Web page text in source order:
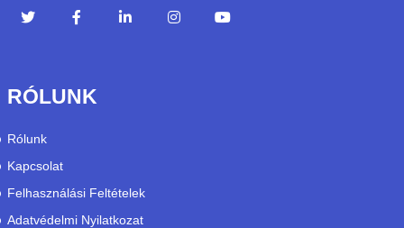
RÓLUNK
Rólunk
Kapcsolat
Felhasználási Feltételek
Adatvédelmi Nyilatkozat